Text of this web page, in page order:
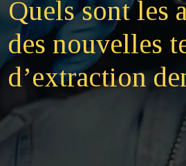
Quels sont les
des nouvelles
d’extraction